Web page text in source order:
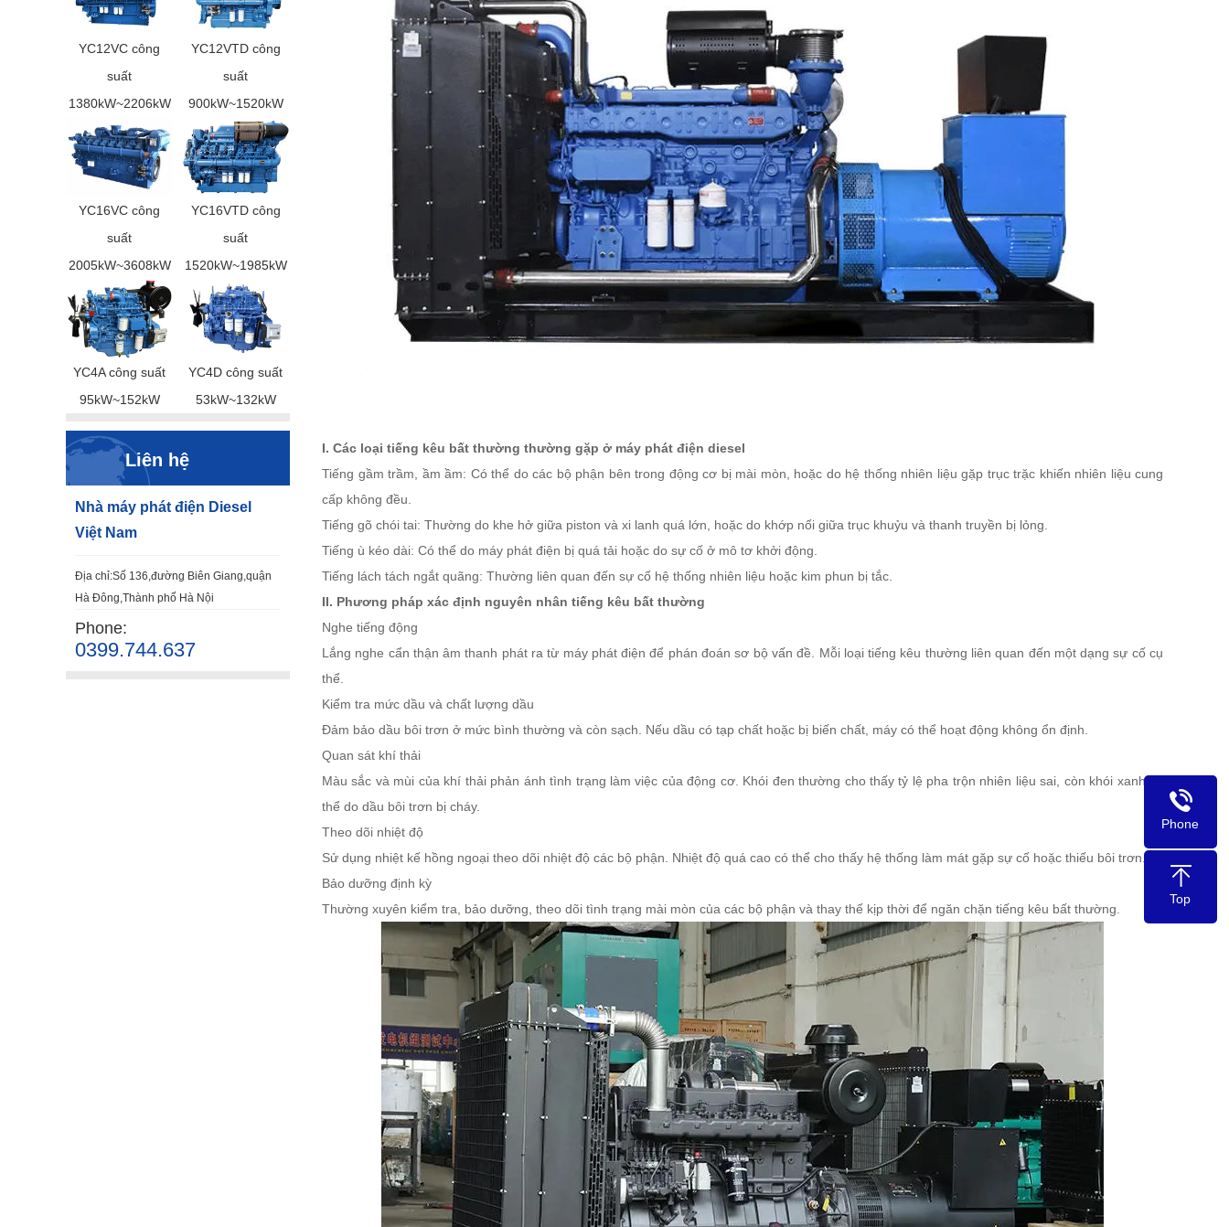
Phone
Top
YC12VC công
suất
1380kW~2206kW
YC12VTD công
suất
900kW~1520kW
YC16VC công
suất
2005kW~3608kW
YC16VTD công
suất
1520kW~1985kW
YC4A công suất
95kW~152kW
YC4D công suất
53kW~132kW
Liên hệ
Nhà máy phát điện Diesel
Việt Nam
Địa chỉ:Số 136,đường Biên Giang,quận
Hà Đông,Thành phố Hà Nội
Phone:
0399.744.637
I. Các loại tiếng kêu bất thường thường gặp ở máy phát điện diesel
Tiếng gầm trầm, ầm ầm: Có thể do các bộ phận bên trong động cơ bị mài mòn, hoặc do hệ thống nhiên liệu gặp trục trặc khiến nhiên liệu cung
cấp không đều.
Tiếng gõ chói tai: Thường do khe hở giữa piston và xi lanh quá lớn, hoặc do khớp nối giữa trục khuỷu và thanh truyền bị lỏng.
Tiếng ù kéo dài: Có thể do máy phát điện bị quá tải hoặc do sự cố ở mô tơ khởi động.
Tiếng lách tách ngắt quãng: Thường liên quan đến sự cố hệ thống nhiên liệu hoặc kim phun bị tắc.
II. Phương pháp xác định nguyên nhân tiếng kêu bất thường
Nghe tiếng động
Lắng nghe cẩn thận âm thanh phát ra từ máy phát điện để phán đoán sơ bộ vấn đề. Mỗi loại tiếng kêu thường liên quan đến một dạng sự cố cụ
thể.
Kiểm tra mức dầu và chất lượng dầu
Đảm bảo dầu bôi trơn ở mức bình thường và còn sạch. Nếu dầu có tạp chất hoặc bị biến chất, máy có thể hoạt động không ổn định.
Quan sát khí thải
Màu sắc và mùi của khí thải phản ánh tình trạng làm việc của động cơ. Khói đen thường cho thấy tỷ lệ pha trộn nhiên liệu sai, còn khói xanh có
thể do dầu bôi trơn bị cháy.
Theo dõi nhiệt độ
Sử dụng nhiệt kế hồng ngoại theo dõi nhiệt độ các bộ phận. Nhiệt độ quá cao có thể cho thấy hệ thống làm mát gặp sự cố hoặc thiếu bôi trơn.
Bảo dưỡng định kỳ
Thường xuyên kiểm tra, bảo dưỡng, theo dõi tình trạng mài mòn của các bộ phận và thay thế kịp thời để ngăn chặn tiếng kêu bất thường.